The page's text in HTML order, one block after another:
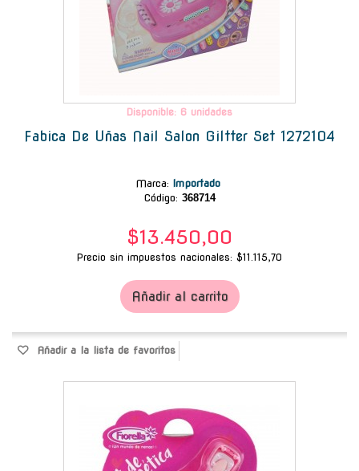
Disponible: 6 unidades
Fabica De Uñas Nail Salon Giltter Set 1272104
Marca: Importado
Código: 368714
$13.450,00
Precio sin impuestos nacionales: $11.115,70
Añadir al carrito
Añadir a la lista de favoritos